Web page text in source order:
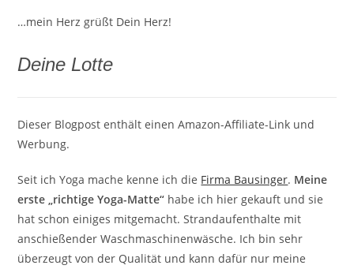
…mein Herz grüßt Dein Herz!
Deine Lotte
Dieser Blogpost enthält einen Amazon-Affiliate-Link und
Werbung.
Seit ich Yoga mache kenne ich die Firma Bausinger. Meine
erste „richtige Yoga-Matte“ habe ich hier gekauft und sie
hat schon einiges mitgemacht. Strandaufenthalte mit
anschießender Waschmaschinenwäsche. Ich bin sehr
überzeugt von der Qualität und kann dafür nur meine